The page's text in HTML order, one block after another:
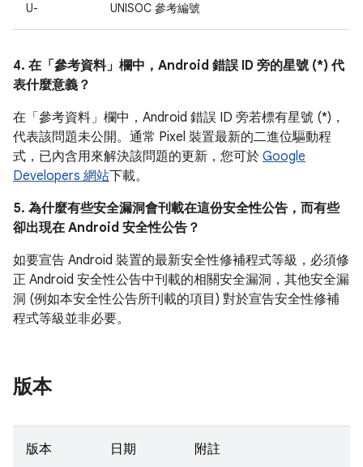
U- UNISOC 參考編號
4. 在「參考資料」 欄中，Android 錯誤 ID 旁的星號 (*) 代
表什麼意義？
在「參考資料」 欄中，Android 錯誤 ID 旁若標有星號 (*)，
代表該問題未公開。通常 Pixel 裝置最新的二進位驅動程
式，已內含用來解決該問題的更新，您可於 Google
Developers 網站下載。
5. 為什麼有些安全漏洞會刊載在這份安全性公告，而有些
卻出現在 Android 安全性公告？
如要宣告 Android 裝置的最新安全性修補程式等級，必須修
正 Android 安全性公告中刊載的相關安全漏洞，其他安全漏
洞 (例如本安全性公告所刊載的項目) 對於宣告安全性修補
程式等級並非必要。
版本
版本 日期 附註